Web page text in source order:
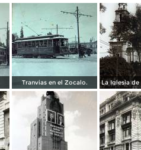
Tranvias en el Zocalo.